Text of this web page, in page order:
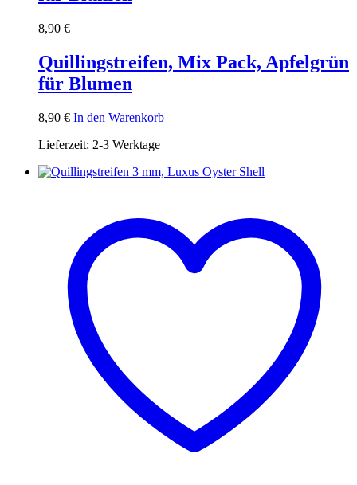
8,90 €
Quillingstreifen, Mix Pack, Apfelgrün
für Blumen
8,90 € In den Warenkorb
Lieferzeit: 2-3 Werktage